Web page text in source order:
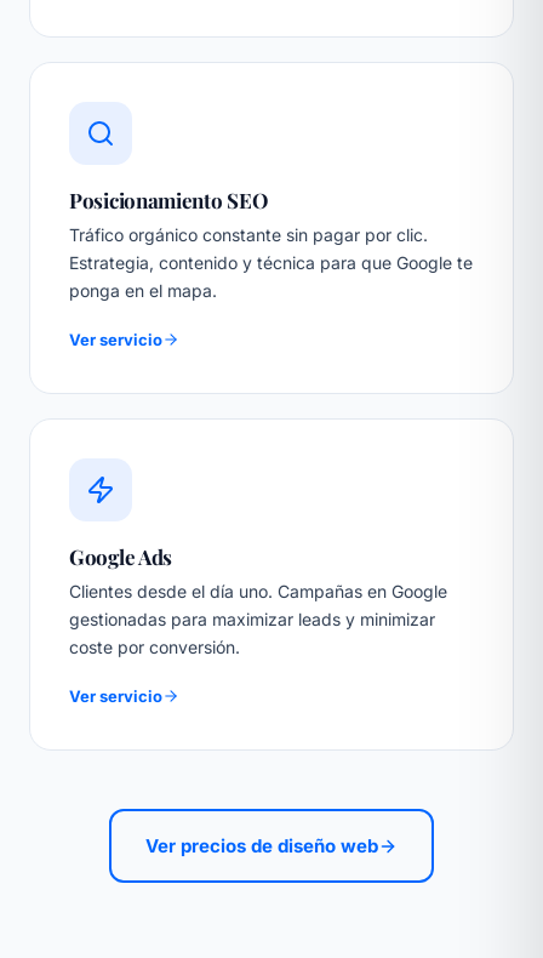
Posicionamiento SEO
Tráfico orgánico constante sin pagar por clic.
Estrategia, contenido y técnica para que Google te
ponga en el mapa.
Ver servicio
Google Ads
Clientes desde el día uno. Campañas en Google
gestionadas para maximizar leads y minimizar
coste por conversión.
Ver servicio
Ver precios de diseño web